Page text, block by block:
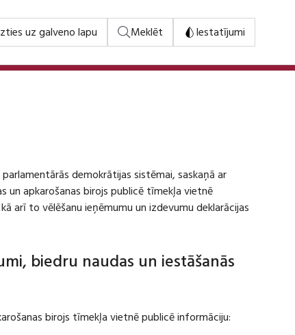
uz galveno lapu Meklēt Iestatījumi
demokrātijas sistēmai, saskaņā ar
un apkarošanas birojs publicē tīmekļa vietnē
arī to vēlēšanu ieņēmumu un izdevumu deklarācijas
biedru naudas un iestāšanās
birojs tīmekļa vietnē publicē informāciju: